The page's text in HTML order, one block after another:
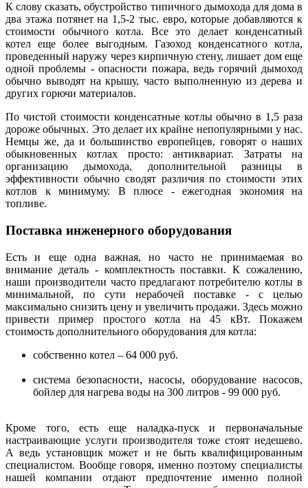
К слову сказать, обустройство типичного дымохода для дома в
два этажа потянет на 1,5-2 тыс. евро, которые добавляются к
стоимости обычного котла. Все это делает конденсатный
котел еще более выгодным. Газоход конденсатного котла,
проведенный наружу через кирпичную стену, лишает дом еще
одной проблемы - опасности пожара, ведь горячий дымоход
обычно выводят на крышу, часто выполненную из дерева и
других горючи материалов.
По чистой стоимости конденсатные котлы обычно в 1,5 раза
дороже обычных. Это делает их крайне непопулярными у нас.
Немцы же, да и большинство европейцев, говорят о наших
обыкновенных котлах просто: антиквариат. Затраты на
организацию дымохода, дополнительной разницы в
эффективности обычно сводят различия по стоимости этих
котлов к минимуму. В плюсе - ежегодная экономия на
топливе.
Поставка инженерного оборудования
Есть и еще одна важная, но часто не принимаемая во
внимание деталь - комплектность поставки. К сожалению,
наши производители часто предлагают потребителю котлы в
минимальной, по сути нерабочей поставке - с целью
максимально снизить цену и увеличить продажи. Здесь можно
привести пример простого котла на 45 кВт. Покажем
стоимость дополнительного оборудования для котла:
собственно котел – 64 000 руб.
система безопасности, насосы, оборудование насосов,
бойлер для нагрева воды на 300 литров - 99 000 руб.
Кроме того, есть еще наладка-пуск и первоначальные
настраивающие услуги производителя тоже стоят недешево.
А ведь установщик может и не быть квалифицированным
специалистом. Вообще говоря, именно поэтому специалисты
нашей компании отдают предпочтение именно полной